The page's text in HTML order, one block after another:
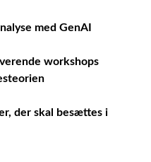
med GenAI
workshops
der skal besættes i